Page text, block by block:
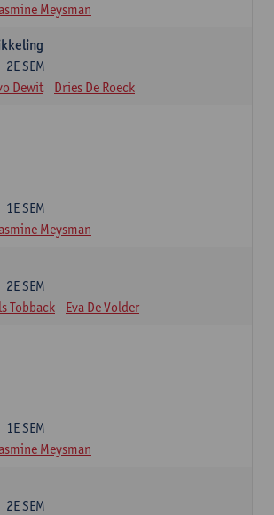
Meysman
2E SEM
Dewit Dries De Roeck
1E SEM
Meysman
2E SEM
Tobback Eva De Volder
1E SEM
Meysman
2E SEM